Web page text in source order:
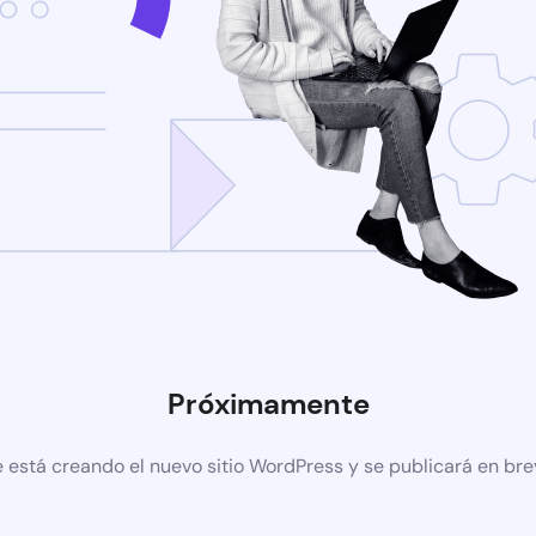
Próximamente
está creando el nuevo sitio WordPress y se publicará en